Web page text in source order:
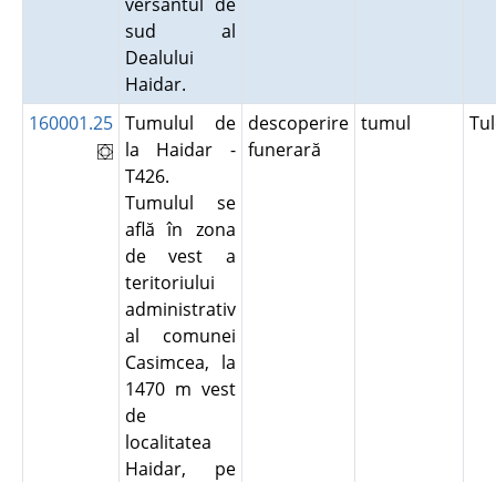
sud al
Dealului
Haidar.
160001.25 Tumulul de
la Haidar -
T426.
Tumulul se
află în zona
de vest a
teritoriului
administrativ
al comunei
Casimcea, la
1470 m vest
de
localitatea
Haidar, pe
descoperire
funerară
tumul